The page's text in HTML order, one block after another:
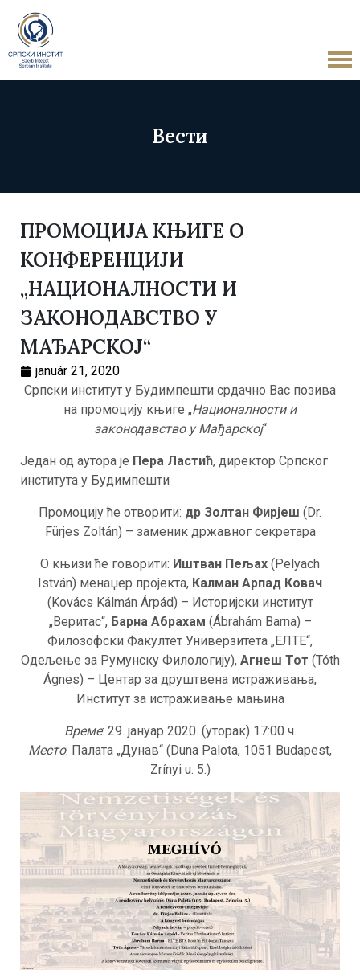
Вести
ПРОМОЦИЈА КЊИГЕ О
КОНФЕРЕНЦИЈИ
„НАЦИОНАЛНОСТИ И
ЗАКОНОДАВСТВО У
МАЂАРСКОЈ“
január 21, 2020
Српски институт у Будимпешти срдачно Вас позива
на промоцију књиге „Националности и
законодавство у Мађарској“
Jедан од аутора је Пера Ластић, директор Српског
института у Будимпешти
Промоцију ће отворити: др Золтан Фирјеш (Dr.
Fürjes Zoltán) – заменик државног секретара
О књизи ће говорити: Иштван Пељах (Pelyach
István) менаџер пројекта, Калман Арпад Ковач
(Kovács Kálmán Árpád) – Историјски институт
„Веритас“, Барна Абрахам (Ábrahám Barna) –
Филозофски Факултет Универзитета „ЕЛТЕ“,
Одељење за Румунску Филологију), Агнеш Тот (Tóth
Ágnes) – Центар за друштвена истраживања,
Институт за истраживање мањина
Време: 29. јануар 2020. (уторак) 17:00 ч.
Место: Палата „Дунав“ (Duna Palota, 1051 Budapest,
Zrínyi u. 5.)